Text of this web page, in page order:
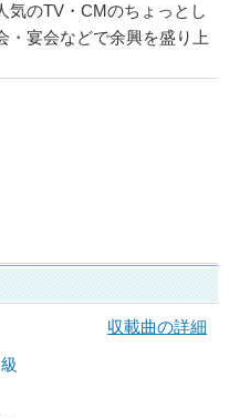
気のTV・CMのちょっとし
・宴会などで余興を盛り上
収載曲の詳細